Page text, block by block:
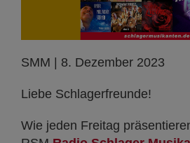
SMM | 8. Dezember 2023
Liebe Schlagerfreunde!
Wie jeden Freitag